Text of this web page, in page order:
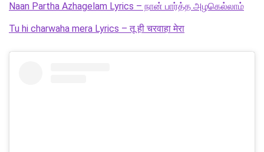
Naan Partha Azhagelam Lyrics – நான் பார்த்த அழகெல்லாம்
Tu hi charwaha mera Lyrics – तू ही चरवाहा मेरा